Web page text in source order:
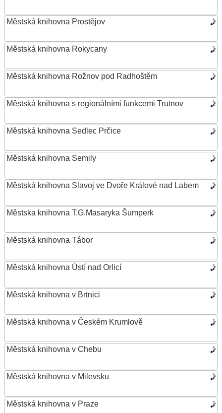
Městská knihovna Prostějov
Městská knihovna Rokycany
Městská knihovna Rožnov pod Radhoštěm
Městská knihovna s regionálními funkcemi Trutnov
Městská knihovna Sedlec Prčice
Městská knihovna Semily
Městská knihovna Slavoj ve Dvoře Králové nad Labem
Městska knihovna T.G.Masaryka Šumperk
Městská knihovna Tábor
Městská knihovna Ústí nad Orlicí
Městská knihovna v Brtnici
Městská knihovna v Českém Krumlově
Městská knihovna v Chebu
Městská knihovna v Milevsku
Městská knihovna v Praze